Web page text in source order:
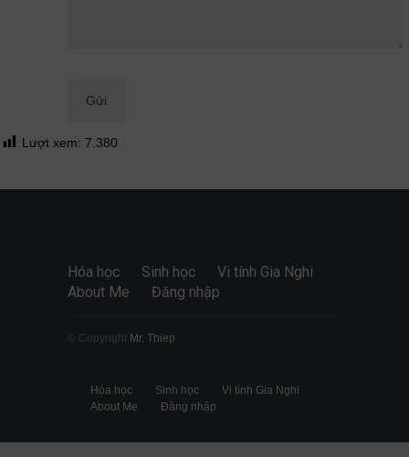
Lượt xem: 7.380
Hóa học Sinh học
Vi tính Gia Nghi
About Me
Đăng nhập
© Copyright Mr. Thiep
Hóa học Sinh học
Vi tính Gia Nghi
About Me
Đăng nhập